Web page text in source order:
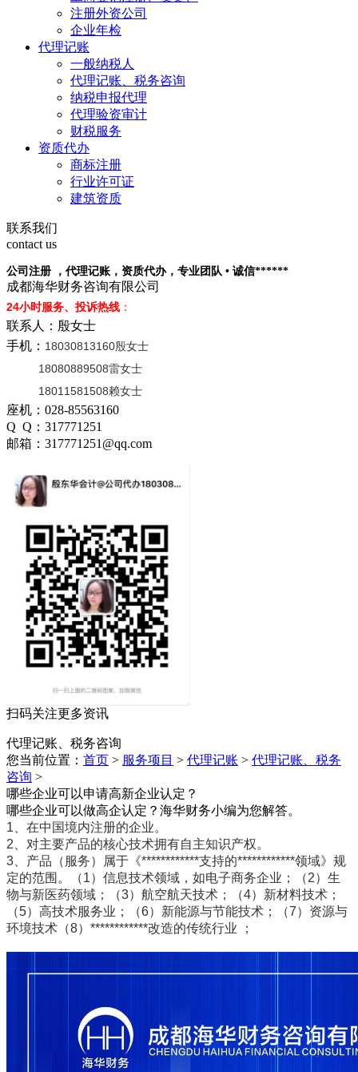
注册外资公司
企业年检
代理记账
一般纳税人
代理记账、税务咨询
纳税申报代理
代理验资审计
财税服务
资质代办
商标注册
行业许可证
建筑资质
联系我们
contact us
公司注册 ，代理记账，资质代办，专业团队 • 诚信******
成都海华财务咨询有限公司
24小时服务、投诉热线 ：
联系人：殷女士
手机： 18030813160殷女士
18080889508雷女士
18011581508赖女士
座机：028-85563160
Q Q：317771251
邮箱：317771251@qq.com
扫码关注更多资讯
代理记账、税务咨询
您当前位置： 首页 > 服务项目 > 代理记账 > 代理记账、税务
咨询 >
哪些企业可以申请高新企业认定？
哪些企业可以做高企认定？海华财务小编为您解答。
1、在中国境内注册的企业。
2、对主要产品的核心技术拥有自主知识产权。
3、产品（服务）属于《************支持的************领域》规
定的范围。（1）信息技术领域，如电子商务企业；（2）生
物与新医药领域；（3）航空航天技术；（4）新材料技术；
（5）高技术服务业；（6）新能源与节能技术；（7）资源与
环境技术（8）************改造的传统行业 ；